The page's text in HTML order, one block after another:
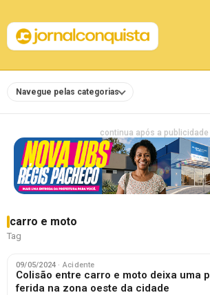
Navegue pelas categorias
continua após a publicidade
carro e moto
Tag
09/05/2024 · Acidente
Colisão entre carro e moto deixa uma
ferida na zona oeste da cidade